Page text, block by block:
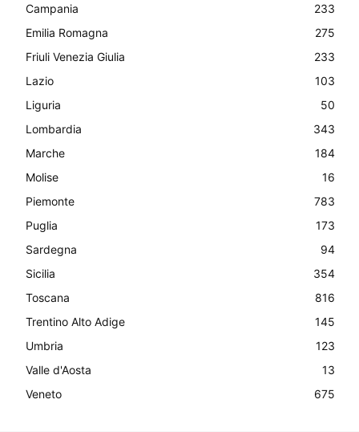
Campania
233
Emilia Romagna
275
Friuli Venezia Giulia
233
Lazio
103
Liguria
50
Lombardia
343
Marche
184
Molise
16
Piemonte
783
Puglia
173
Sardegna
94
Sicilia
354
Toscana
816
Trentino Alto Adige
145
Umbria
123
Valle d'Aosta
13
Veneto
675